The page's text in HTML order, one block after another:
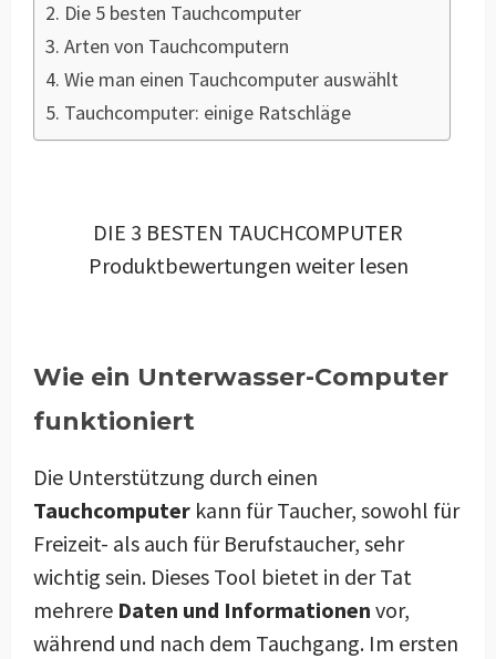
Die 5 besten Tauchcomputer
Arten von Tauchcomputern
Wie man einen Tauchcomputer auswählt
Tauchcomputer: einige Ratschläge
DIE 3 BESTEN TAUCHCOMPUTER
Produktbewertungen weiter lesen
Wie ein Unterwasser-Computer
funktioniert
Die Unterstützung durch einen
Tauchcomputer kann für Taucher, sowohl für
Freizeit- als auch für Berufstaucher, sehr
wichtig sein. Dieses Tool bietet in der Tat
mehrere Daten und Informationen vor,
während und nach dem Tauchgang. Im ersten